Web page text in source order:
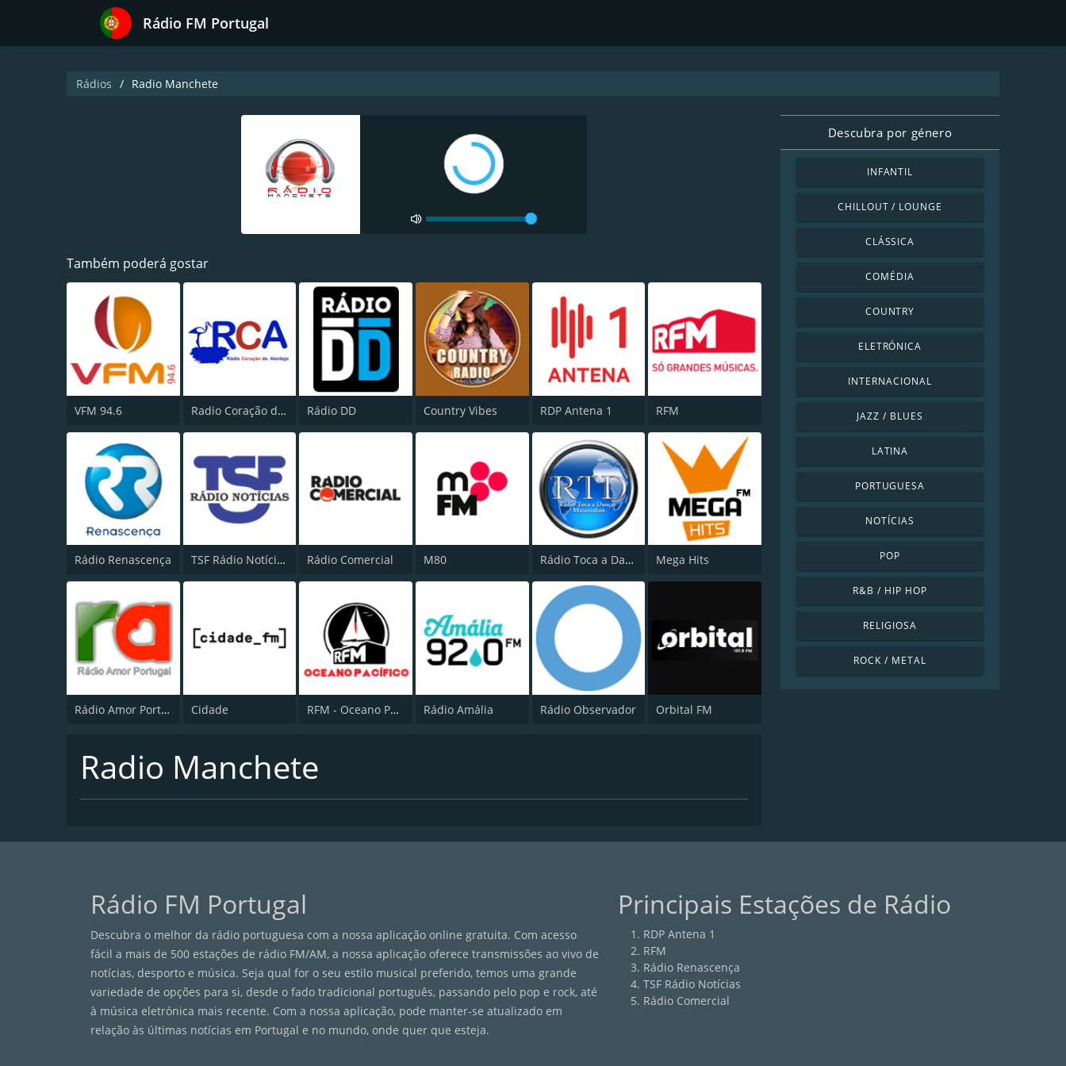
Rádio FM Portugal
Rádios Radio Manchete
Também poderá gostar
VFM 94.6 Radio Coração do Alentejo Rádio DD Country Vibes RDP Antena 1 RFM
Rádio Renascença TSF Rádio Notícias Rádio Comercial M80 Rádio Toca a Dançar Mega Hits
Rádio Amor Portugal Cidade RFM - Oceano Pacífico Online Rádio Amália Rádio Observador Orbital FM
Radio Manchete
Descubra por género
INFANTIL
CHILLOUT / LOUNGE
CLÁSSICA
COMÉDIA
COUNTRY
ELETRÓNICA
INTERNACIONAL
JAZZ / BLUES
LATINA
PORTUGUESA
NOTÍCIAS
POP
R&B / HIP HOP
RELIGIOSA
ROCK / METAL
Rádio FM Portugal
Descubra o melhor da rádio portuguesa com a nossa aplicação online gratuita. Com acesso
fácil a mais de 500 estações de rádio FM/AM, a nossa aplicação oferece transmissões ao vivo de
notícias, desporto e música. Seja qual for o seu estilo musical preferido, temos uma grande
variedade de opções para si, desde o fado tradicional português, passando pelo pop e rock, até
à música eletrónica mais recente. Com a nossa aplicação, pode manter-se atualizado em
relação às últimas notícias em Portugal e no mundo, onde quer que esteja.
Principais Estações de Rádio
RDP Antena 1
RFM
Rádio Renascença
TSF Rádio Notícias
Rádio Comercial